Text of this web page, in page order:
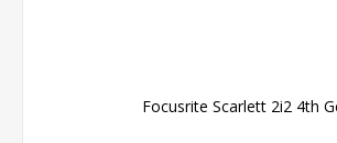
Focusrite Scarlett 2i2 4th